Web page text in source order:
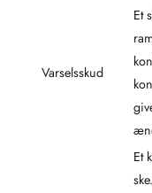
Varselsskud
Et
Et